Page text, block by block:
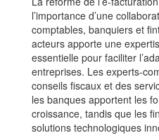
l’importance d’une
comptables, banquiers et
acteurs apporte une
essentielle pour faciliter
entreprises. Les experts-
conseils fiscaux et des
les banques apportent les
croissance, tandis que les
solutions technologiques